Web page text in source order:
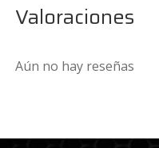
Valoraciones
Aún no hay reseñas